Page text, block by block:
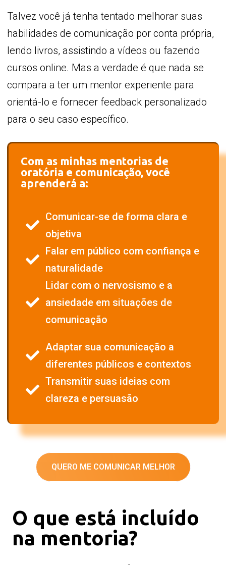
Talvez você já tenha tentado melhorar suas
habilidades de comunicação por conta própria,
lendo livros, assistindo a vídeos ou fazendo
cursos online. Mas a verdade é que nada se
compara a ter um mentor experiente para
orientá-lo e fornecer feedback personalizado
para o seu caso específico.
Com as minhas mentorias de
oratória e comunicação, você
aprenderá a:
Comunicar-se de forma clara e
objetiva
Falar em público com confiança e
naturalidade
Lidar com o nervosismo e a
ansiedade em situações de
comunicação
Adaptar sua comunicação a
diferentes públicos e contextos
Transmitir suas ideias com
clareza e persuasão
QUERO ME COMUNICAR MELHOR
O que está incluído
na mentoria?